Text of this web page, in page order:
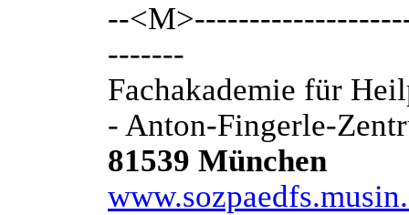
--
-------
Fachakademie für
- Anton-Fingerle-
81539 München